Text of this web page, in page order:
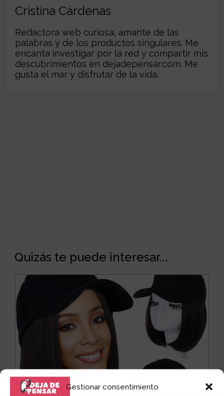
Gestionar consentimiento
Cristina Cárdenas
Redactora web curiosa, amante de las
palabras y de los productos singulares. Me
encanta investigar por la red y compartir mis
descubrimientos en dejadepensar.com. Me
gusta el mar y disfrutar de la vida.
Quizás te puede interesar...